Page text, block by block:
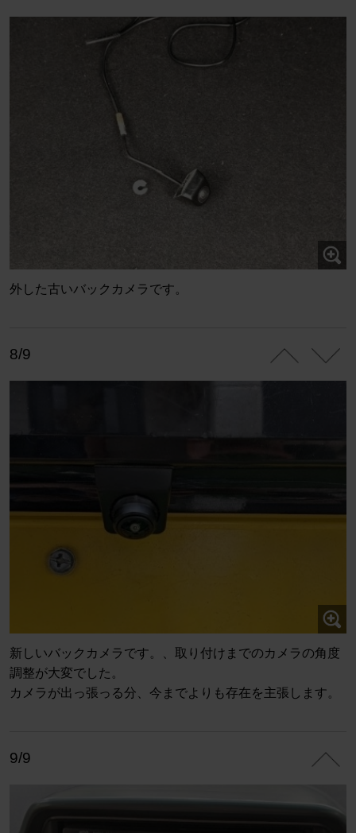
外した古いバックカメラです。
8/9
新しいバックカメラです。、取り付けまでのカメラの角度
調整が大変でした。
カメラが出っ張っる分、今までよりも存在を主張します。
9/9